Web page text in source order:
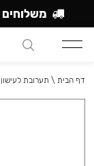
דף הבית \ תערובת לעישון
משלוחים